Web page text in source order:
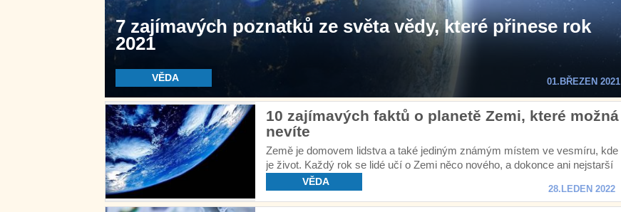
7 zajímavých poznatků ze světa vědy, které přinese rok
2021
VĚDA 01.BŘEZEN 2021
10 zajímavých faktů o planetě Zemi, které možná
nevíte
Země je domovem lidstva a také jediným známým místem ve vesmíru, kde
je život. Každý rok se lidé učí o Zemi něco nového, a dokonce ani nejstarší
muž na světě nezná všechna tajemství a záhady naší planety.
VĚDA
28.LEDEN 2022